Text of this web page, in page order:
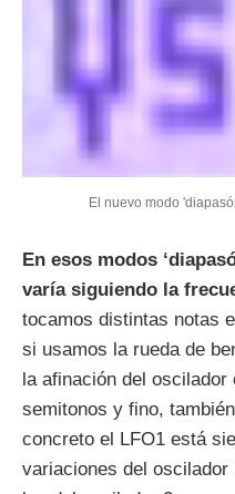
El nuevo modo
En esos modos
varía siguiendo la
tocamos distintas notas
si usamos la rueda de
la afinación del
semitonos y fino,
concreto el LFO1 está
variaciones del